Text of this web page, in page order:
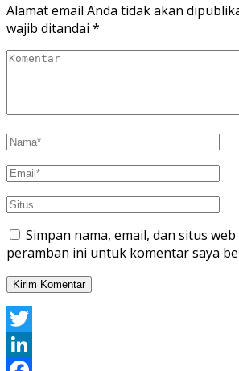
Alamat email Anda tidak akan
wajib ditandai *
Simpan nama, email, dan situs web
peramban ini untuk komentar saya
Twitter